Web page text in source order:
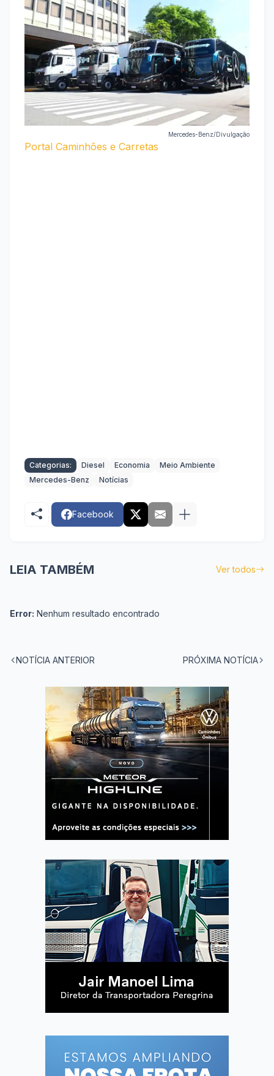
Mercedes-Benz/Divulgação
Portal Caminhões e Carretas
Categorias: Diesel Economia
Meio Ambiente
Mercedes-Benz
Notícias
Facebook
LEIA TAMBÉM Ver todos
Error: Nenhum resultado encontrado
NOTÍCIA ANTERIOR PRÓXIMA NOTÍCIA